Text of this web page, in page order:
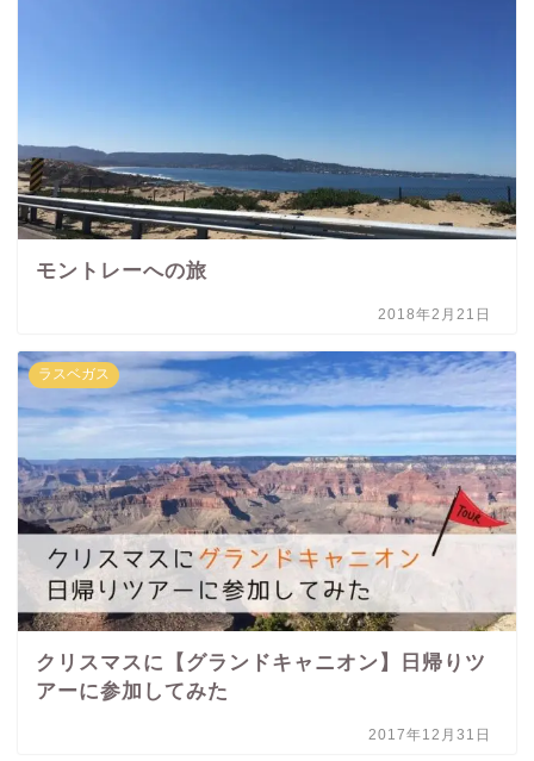
モントレーへの旅
2018年2月21日
ラスベガス
クリスマスに【グランドキャニオン】日帰りツ
アーに参加してみた
2017年12月31日